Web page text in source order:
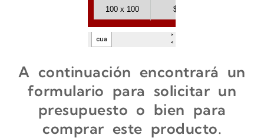
A continuación encontrará un
formulario para solicitar un
presupuesto o bien para
comprar este producto.